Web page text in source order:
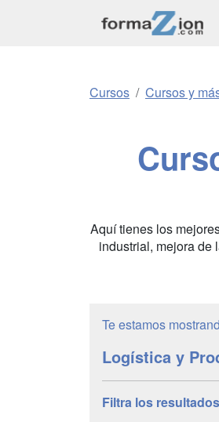
Cursos Cursos y
Aquí tienes los
industrial, mejora de
Te estamos
Logística y
Filtra los resultados